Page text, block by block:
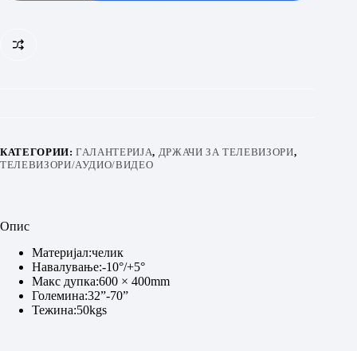
КАТЕГОРИИ:ГАЛАНТЕРИЈА, ДРЖАЧИ ЗА ТЕЛЕВИЗОРИ,
ТЕЛЕВИЗОРИ/АУДИО/ВИДЕО
Опис
Материјал:челик
Навалување:-10°/+5°
Макс дупка:600 × 400mm
Големина:32”-70”
Тежина:50kgs